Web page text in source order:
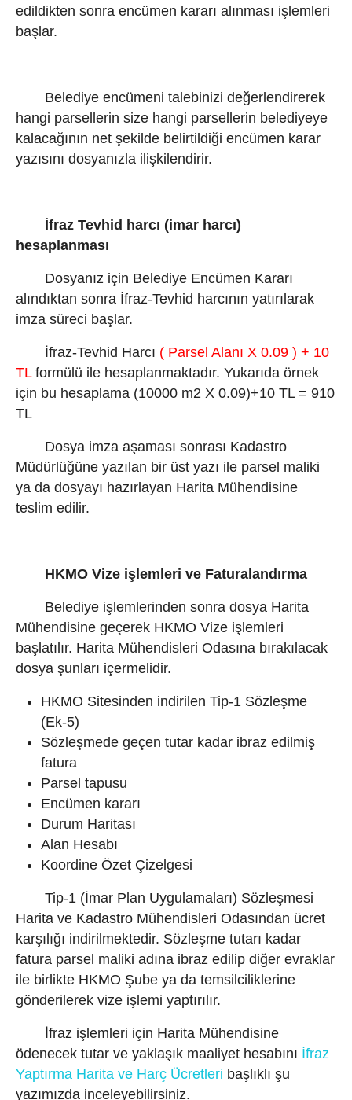
edildikten sonra encümen kararı alınması işlemleri
başlar.
Belediye encümeni talebinizi değerlendirerek
hangi parsellerin size hangi parsellerin belediyeye
kalacağının net şekilde belirtildiği encümen karar
yazısını dosyanızla ilişkilendirir.
İfraz Tevhid harcı (imar harcı)
hesaplanması
Dosyanız için Belediye Encümen Kararı
alındıktan sonra İfraz-Tevhid harcının yatırılarak
imza süreci başlar.
İfraz-Tevhid Harcı ( Parsel Alanı X 0.09 ) + 10
TLformülü ile hesaplanmaktadır. Yukarıda örnek
için bu hesaplama (10000 m2 X 0.09)+10 TL = 910
TL
Dosya imza aşaması sonrası Kadastro
Müdürlüğüne yazılan bir üst yazı ile parsel maliki
ya da dosyayı hazırlayan Harita Mühendisine
teslim edilir.
HKMO Vize işlemleri ve Faturalandırma
Belediye işlemlerinden sonra dosya Harita
Mühendisine geçerek HKMO Vize işlemleri
başlatılır. Harita Mühendisleri Odasına bırakılacak
dosya şunları içermelidir.
HKMO Sitesinden indirilen Tip-1 Sözleşme
(Ek-5)
Sözleşmede geçen tutar kadar ibraz edilmiş
fatura
Parsel tapusu
Encümen kararı
Durum Haritası
Alan Hesabı
Koordine Özet Çizelgesi
Tip-1 (İmar Plan Uygulamaları) Sözleşmesi
Harita ve Kadastro Mühendisleri Odasından ücret
karşılığı indirilmektedir. Sözleşme tutarı kadar
fatura parsel maliki adına ibraz edilip diğer evraklar
ile birlikte HKMO Şube ya da temsilciliklerine
gönderilerek vize işlemi yaptırılır.
İfraz işlemleri için Harita Mühendisine
ödenecek tutar ve yaklaşık maaliyet hesabını İfraz
Yaptırma Harita ve Harç Ücretleri başlıklı şu
yazımızda inceleyebilirsiniz.